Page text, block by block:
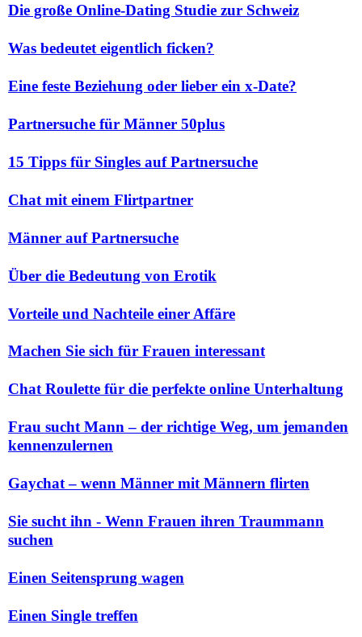
Die große Online-Dating Studie zur Schweiz
Was bedeutet eigentlich ficken?
Eine feste Beziehung oder lieber ein x-Date?
Partnersuche für Männer 50plus
15 Tipps für Singles auf Partnersuche
Chat mit einem Flirtpartner
Männer auf Partnersuche
Über die Bedeutung von Erotik
Vorteile und Nachteile einer Affäre
Machen Sie sich für Frauen interessant
Chat Roulette für die perfekte online Unterhaltung
Frau sucht Mann – der richtige Weg, um jemanden
kennenzulernen
Gaychat – wenn Männer mit Männern flirten
Sie sucht ihn - Wenn Frauen ihren Traummann
suchen
Einen Seitensprung wagen
Einen Single treffen